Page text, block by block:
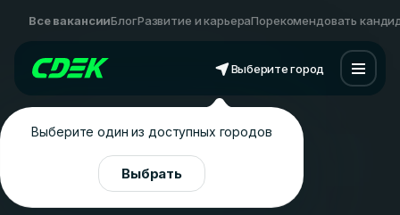
Все вакансииБлогРазвитие и карьераПорекомендовать
Выберите город
Выберите один из доступных городов
Выбрать